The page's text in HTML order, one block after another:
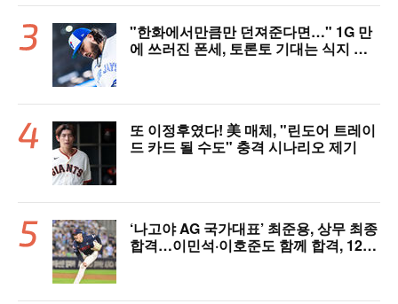
"한화에서만큼만 던져준다면…" 1G 만
에 쓰러진 폰세, 토론토 기대는 식지 않
또 이정후였다! 美 매체, "린도어 트레이
드 카드 될 수도" 충격 시나리오 제기
‘나고야 AG 국가대표’ 최준용, 상무 최종
합격…이민석·이호준도 함께 합격, 12월